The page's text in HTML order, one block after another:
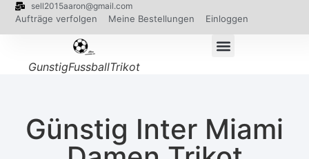
sell2015aaron@gmail.com
Aufträge verfolgen Meine Bestellungen Einloggen
GunstigFussballTrikot
Günstig Inter Miami